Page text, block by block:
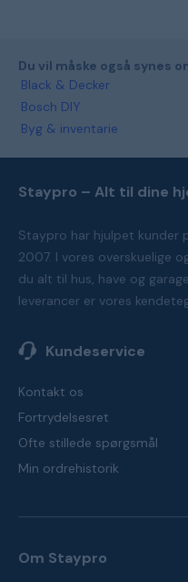
Du vil måske også synes
Black & Decker
Bosch DIY
Byg & inventarie
Staypro – Alt til dine
Staypro har hjulpet kunder
2007. I vores overskuelige
du alt til hus, have og
leverancer er vores
Kundeservice
Kontakt os
Fortrydelsesret
Ofte stillede spørgsmål
Min ordrehistorik
Om Staypro